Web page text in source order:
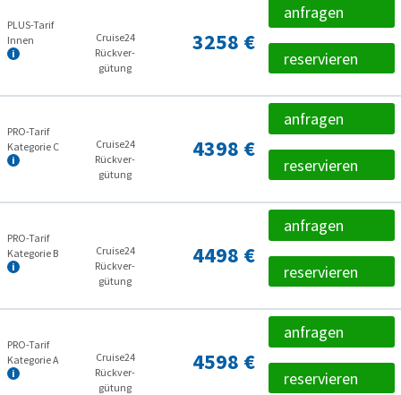
PLUS-Tarif
Innen
Cruise24
Rückver­
gütung
3258 €
anfragen
reservieren
PRO-Tarif
Kategorie C
Cruise24
Rückver­
gütung
4398 €
anfragen
reservieren
PRO-Tarif
Kategorie B
Cruise24
Rückver­
gütung
4498 €
anfragen
reservieren
PRO-Tarif
Kategorie A
Cruise24
Rückver­
gütung
4598 €
anfragen
reservieren